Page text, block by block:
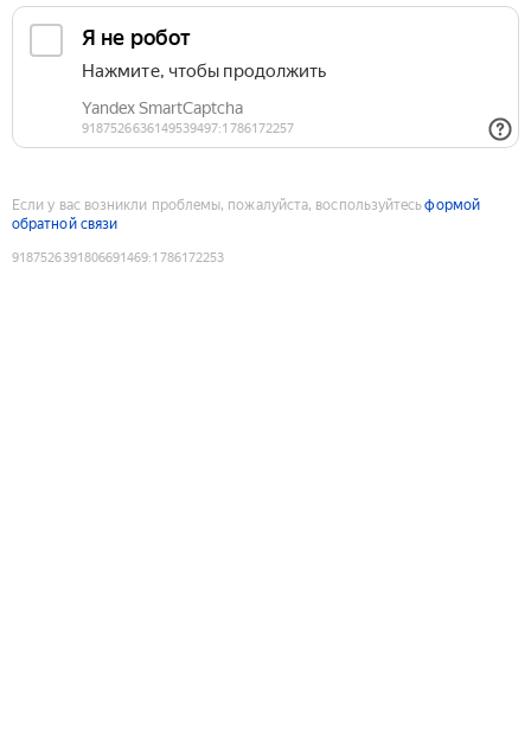
Если у вас возникли проблемы, пожалуйста, воспользуйтесьформой
обратной связи
9187526391806691469:1786172253